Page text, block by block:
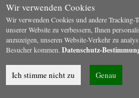
Wir verwenden Cookies
Wir verwenden Cookies und andere
unserer Website zu verbessern, Ihnen
anzuzeigen, unseren Website-Verkehr zu
Besucher kommen. Datenschutz-
Ich stimme nicht zu Genau